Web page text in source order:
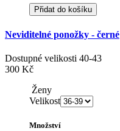
Přidat do košíku
Neviditelné ponožky - černé
Dostupné velikosti 40-43
300 Kč
Ženy
Velikost
Množství